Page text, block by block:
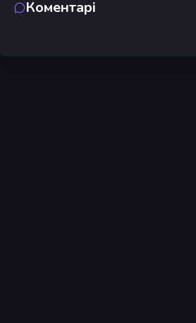
Коментарі